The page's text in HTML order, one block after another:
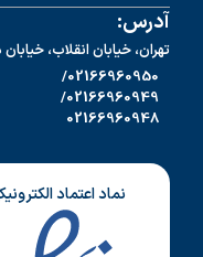
آدرس:
تهران، خیابان انقلاب،
02166960950/
02166960949/
02166960948
نماد اعتماد